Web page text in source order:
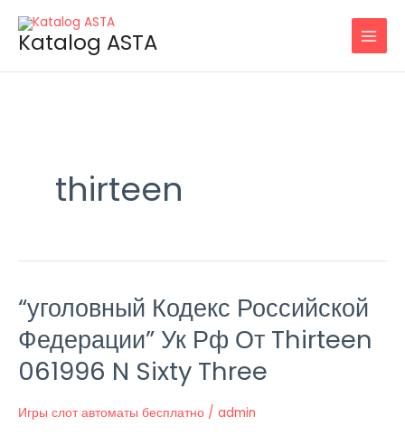
contentKatalog ASTA
thirteen
“уголовный Кодекс Российской
Федерации” Ук Рф От Thirteen
061996 N Sixty Three
Игры слот автоматы бесплатно / admin
“уголовный
Кодекс
Российской
Федерации”
Рф